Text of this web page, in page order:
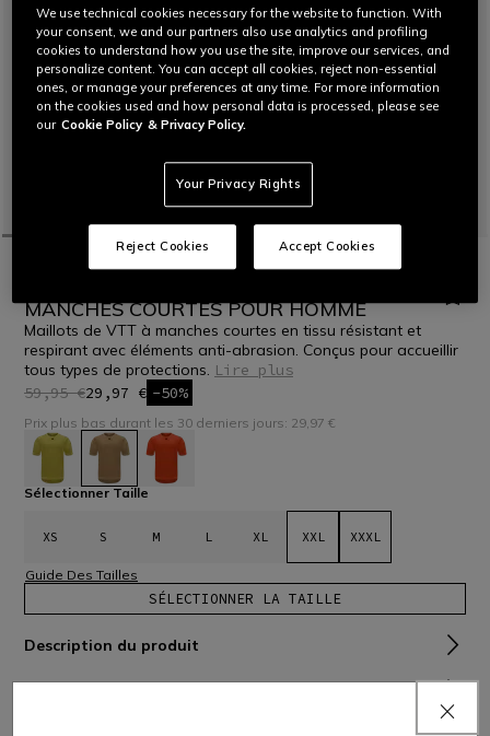
VTT HOMMES T-SHIRTS
MANCHES COURTES POUR HOMME
Maillots de VTT à manches courtes en tissu résistant et
respirant avec éléments anti-abrasion. Conçus pour accueillir
tous types de protections. Lire plus
59,95 €29,97 € -50%
Prix plus bas durant les 30 derniers jours: 29,97 €
sélectionné
Sélectionner Taille
XS S M L XL XXL XXXL
Guide Des Tailles
SÉLECTIONNER LA TAILLE
Description du produit
We use technical cookies necessary for the website to function. With
your consent, we and our partners also use analytics and profiling
cookies to understand how you use the site, improve our services, and
personalize content. You can accept all cookies, reject non-essential
ones, or manage your preferences at any time. For more information
on the cookies used and how personal data is processed, please see
our Cookie Policy & Privacy Policy.
Your Privacy Rights
Reject Cookies Accept Cookies